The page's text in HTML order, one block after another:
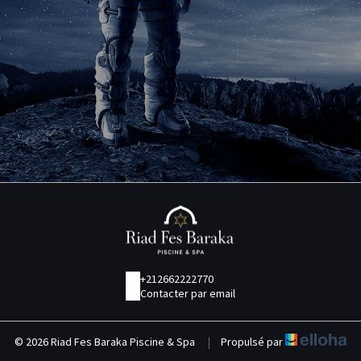
+212662222770
Contacter par email
© 2026 Riad Fes Baraka Piscine & Spa | Propulsé par